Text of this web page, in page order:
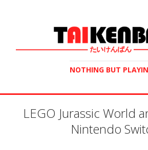
NOTHING BUT
LEGO Jurassic World
Nintendo